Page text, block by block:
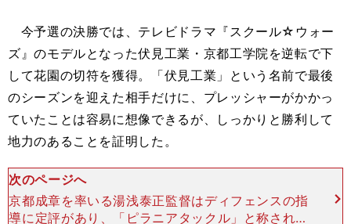
今予選の決勝では、テレビドラマ『スクール☆ウォー
ズ』のモデルとなった伏見工業・京都工学院を逆転で下
して花園の切符を獲得。「伏見工業」という名前で最後
のシーズンを迎えた相手だけに、プレッシャーがかかっ
ていたことは容易に想像できるが、しっかりと勝利して
地力のあることを証明した。
次のページへ
京都成章を率いる湯浅泰正監督はディフェンスの指
導に定評があり、「ピラニアタックル」と称される